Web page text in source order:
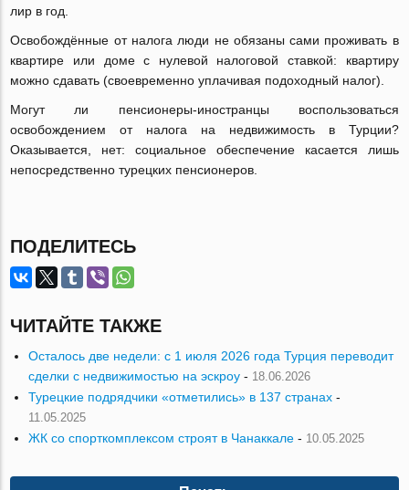
лир в год.
Освобождённые от налога люди не обязаны сами проживать в
квартире или доме с нулевой налоговой ставкой: квартиру
можно сдавать (своевременно уплачивая подоходный налог).
Могут ли пенсионеры-иностранцы воспользоваться
освобождением от налога на недвижимость в Турции?
Оказывается, нет: социальное обеспечение касается лишь
непосредственно турецких пенсионеров.
ПОДЕЛИТЕСЬ
ЧИТАЙТЕ ТАКЖЕ
Осталось две недели: с 1 июля 2026 года Турция переводит
сделки с недвижимостью на эскроу - 18.06.2026
Турецкие подрядчики «отметились» в 137 странах -
11.05.2025
ЖК со спорткомплексом строят в Чанаккале - 10.05.2025